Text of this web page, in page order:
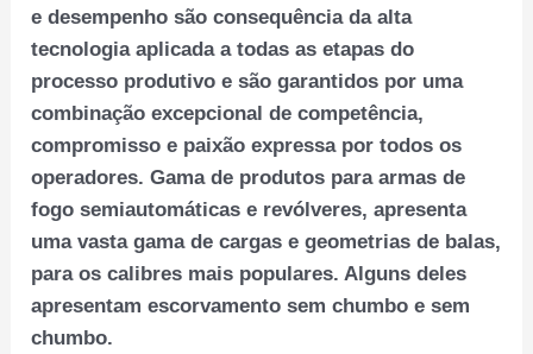
e desempenho são consequência da alta
tecnologia aplicada a todas as etapas do
processo produtivo e são garantidos por uma
combinação excepcional de competência,
compromisso e paixão expressa por todos os
operadores. Gama de produtos para armas de
fogo semiautomáticas e revólveres, apresenta
uma vasta gama de cargas e geometrias de balas,
para os calibres mais populares. Alguns deles
apresentam escorvamento sem chumbo e sem
chumbo.